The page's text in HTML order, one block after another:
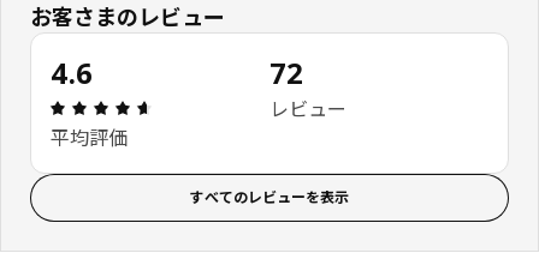
お客さまのレビュー
4.6
レビュー: 4.6 5 星の数 総レビュー: 72
平均評価
72
レビュー
すべてのレビューを表示